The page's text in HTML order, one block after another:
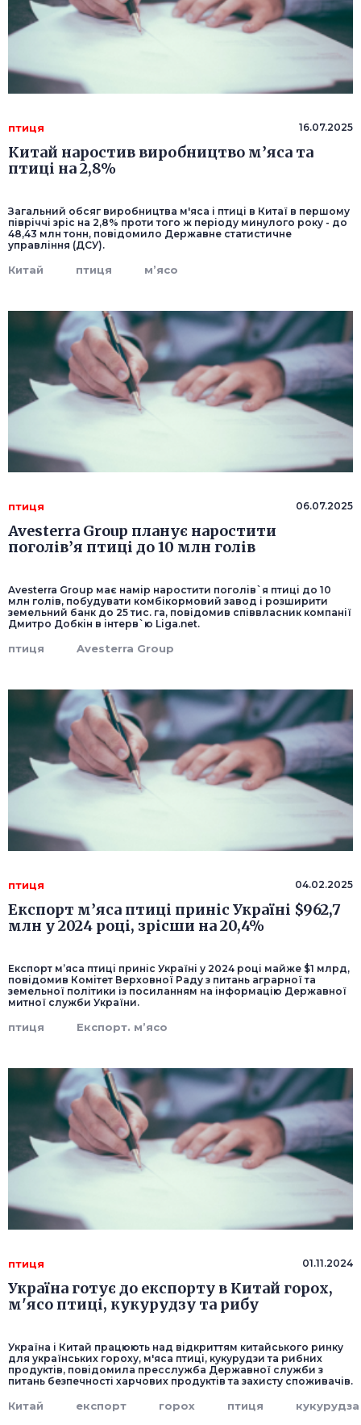
птиця 16.07.2025
Китай наростив виробництво м’яса та
птиці на 2,8%
Загальний обсяг виробництва м'яса і птиці в Китаї в першому
півріччі зріс на 2,8% проти того ж періоду минулого року - до
48,43 млн тонн, повідомило Державне статистичне
управління (ДСУ).
Китай птиця м’ясо
птиця 06.07.2025
Avesterra Group планує наростити
поголів’я птиці до 10 млн голів
Avesterra Group має намір наростити поголів`я птиці до 10
млн голів, побудувати комбікормовий завод і розширити
земельний банк до 25 тис. га, повідомив співвласник компанії
Дмитро Добкін в інтерв`ю Lіga.net.
птиця Avesterra Group
птиця 04.02.2025
Експорт м’яса птиці приніс Україні $962,7
млн у 2024 році, зрісши на 20,4%
Експорт м’яса птиці приніс Україні у 2024 році майже $1 млрд,
повідомив Комітет Верховної Раду з питань аграрної та
земельної політики із посиланням на інформацію Державної
митної служби України.
птиця Експорт. м’ясо
птиця 01.11.2024
Україна готує до експорту в Китай горох,
м'ясо птиці, кукурудзу та рибу
Україна і Китай працюють над відкриттям китайського ринку
для українських гороху, м'яса птиці, кукурудзи та рибних
продуктів, повідомила пресслужба Державної служби з
питань безпечності харчових продуктів та захисту споживачів.
Китай експорт горох птиця кукурудза